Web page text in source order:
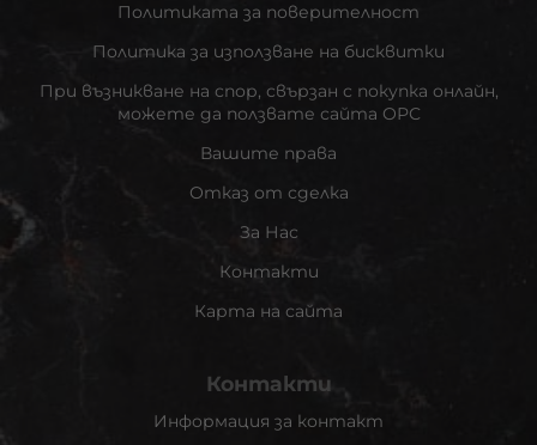
Политиката за поверителност
Политика за използване на бисквитки
При възникване на спор, свързан с покупка онлайн,
можете да ползвате сайта ОРС
Вашите права
Отказ от сделка
За Нас
Контакти
Карта на сайта
Контакти
Информация за контакт